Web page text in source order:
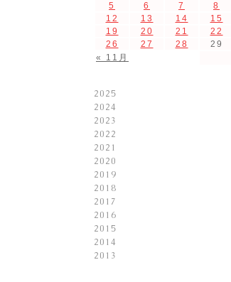
« 11月
5
6 7 8
12
13 14 15
19
20 21 22
26
27 28 29
2025
2024
2023
2022
2021
2020
2019
2018
2017
2016
2015
2014
2013